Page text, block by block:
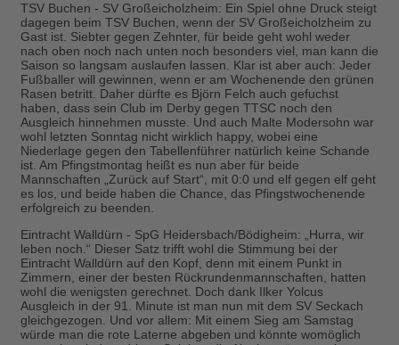
TSV Buchen - SV Großeicholzheim: Ein Spiel ohne Druck steigt
dagegen beim TSV Buchen, wenn der SV Großeicholzheim zu
Gast ist. Siebter gegen Zehnter, für beide geht wohl weder
nach oben noch nach unten noch besonders viel, man kann die
Saison so langsam auslaufen lassen. Klar ist aber auch: Jeder
Fußballer will gewinnen, wenn er am Wochenende den grünen
Rasen betritt. Daher dürfte es Björn Felch auch gefuchst
haben, dass sein Club im Derby gegen TTSC noch den
Ausgleich hinnehmen musste. Und auch Malte Modersohn war
wohl letzten Sonntag nicht wirklich happy, wobei eine
Niederlage gegen den Tabellenführer natürlich keine Schande
ist. Am Pfingstmontag heißt es nun aber für beide
Mannschaften „Zurück auf Start“, mit 0:0 und elf gegen elf geht
es los, und beide haben die Chance, das Pfingstwochenende
erfolgreich zu beenden.
Eintracht Walldürn - SpG Heidersbach/Bödigheim:
„Hurra, wir
leben noch.“ Dieser Satz trifft wohl die Stimmung bei der
Eintracht Walldürn auf den Kopf, denn mit einem Punkt in
Zimmern, einer der besten Rückrundenmannschaften, hatten
wohl die wenigsten gerechnet. Doch dank Ilker Yolcus
Ausgleich in der 91. Minute ist man nun mit dem SV Seckach
gleichgezogen. Und vor allem: Mit einem Sieg am Samstag
würde man die rote Laterne abgeben und könnte womöglich